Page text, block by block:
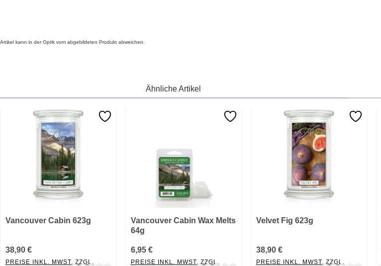
Artikel kann in der Optik vom abgebildeten Produkt abweichen.
Ähnliche Artikel
Vancouver Cabin 623g
38,90 €
PREISE INKL. MWST. ZZGL.
Vancouver Cabin Wax Melts
64g
6,95 €
PREISE INKL. MWST. ZZGL.
Velvet Fig 623g
38,90 €
PREISE INKL. MWST. ZZGL.